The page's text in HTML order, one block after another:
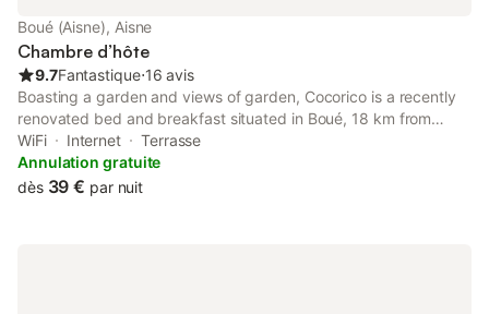
Boué (Aisne), Aisne
Chambre d’hôte
9.7Fantastique⋅16 avis
Boasting a garden and views of garden, Cocorico is a recently
renovated bed and breakfast situated in Boué, 18 km from
Matisse Museum. It is located 41 km from Train Station of
Cambrai and features bicycle parking.
WiFi Internet
Terrasse
Annulation gratuite
dès 39 € par nuit